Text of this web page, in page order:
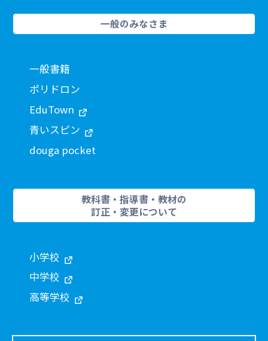
一般のみなさま
一般書籍
ポリドロン
EduTown
青いスピン
douga pocket
教科書・指導書・教材の
訂正・変更について
小学校
中学校
高等学校